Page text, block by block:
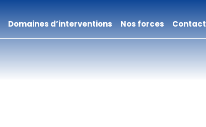
Domaines d’interventions Nos forces Contact